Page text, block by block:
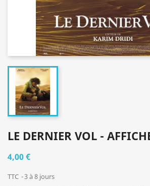
LE DERNIER VOL -
4,00 €
TTC 3 à 8 jours